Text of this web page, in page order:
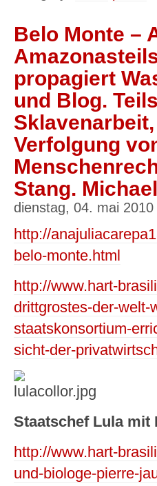
Belo Monte –
propagiert
und Blog.
Verfolgung
Stang.
dienstag, 04. mai
http://
belo-monte.html
http://www.hart-
drittgrostes-der-welt-
staatskonsortium-
sicht-der-
Staatschef Lula
http://www.hart-
und-biologe-pierre-